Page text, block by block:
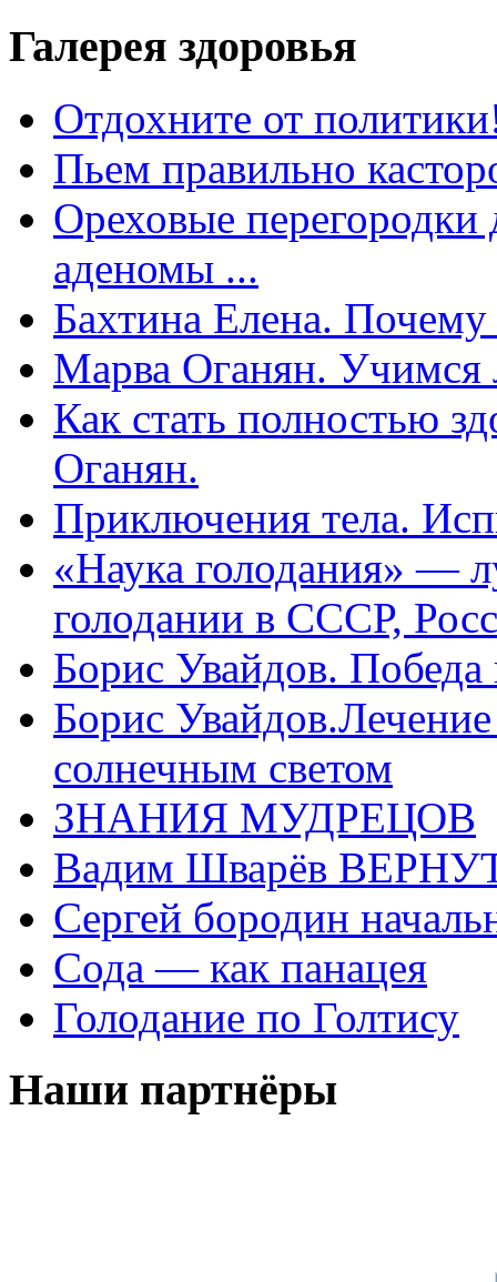
Галерея здоровья
Отдохните от
Пьем правильно
Ореховые перегородки
аденомы ...
Бахтина Елена.
Марва Оганян. Учимся
Как стать полностью
Оганян.
Приключения тела.
«Наука голодания» —
голодании в СССР,
Борис Увайдов.
Борис
солнечным светом
ЗНАНИЯ МУДРЕЦОВ
Вадим Шварёв
Сергей бородин
Сода — как панацея
Голодание по Голтису
Наши партнёры